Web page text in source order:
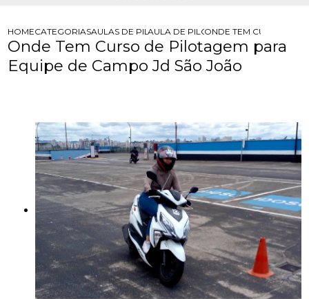
HOMECATEGORIASAULAS DE PILOTAGEM PARA EMPRESAS
AULA DE PILOTAGEM DEFENSIVA
ONDE TEM CURSO DE
Onde Tem Curso de Pilotagem para
Equipe de Campo Jd São João